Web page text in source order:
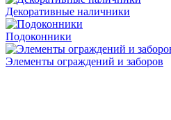
Декоративные наличники
Подоконники
Элементы ограждений и заборов